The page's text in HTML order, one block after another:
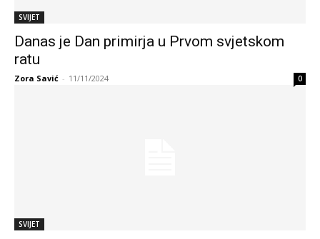
SVIJET
Danas je Dan primirja u Prvom svjetskom
ratu
Zora Savić - 11/11/2024 0
SVIJET